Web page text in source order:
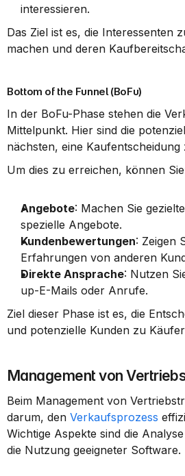
interessieren.
Das Ziel ist es, die Interessenten
machen und deren
Bottom of the Funnel (BoFu)
In der BoFu-Phase stehen die
Mittelpunkt. Hier sind die
nächsten, eine Kaufentscheidung
Um dies zu erreichen, können
Angebote: Machen Sie
spezielle Angebote.
Kundenbewertungen: Zeigen
Erfahrungen von anderen
Direkte Ansprache: Nutzen
up-E-Mails oder Anrufe.
Ziel dieser Phase ist es, die
und potenzielle Kunden zu
Management von
Beim Management von
darum, den Verkaufsprozess
Wichtige Aspekte sind die
die Nutzung geeigneter Software.